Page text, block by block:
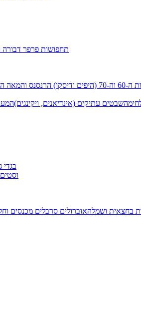
תחפושות פרפר דבורה
70 (היפים ודיסקו) הרנסנס והמאה ה-19
שבטים עתיקים (אינדיאנים, ויקינגים)
בגדי
בחצאית ושמלהאוברולים סרבלים מכנסים